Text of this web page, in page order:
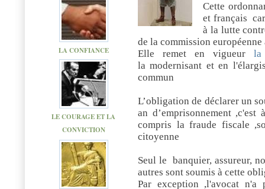
LA CONFIANCE
LE COURAGE ET LA
CONVICTION
Cette
et français
à la lutte
de la commission européenne
Elle remet en vigueurla
la modernisant et en
commun
L’obligation de déclarer un
an d’emprisonnement
compris la fraude fiscale
citoyenne
Seul le banquier, assureur,
autres sont soumis à cette
Par exception ,l'avocat n'a